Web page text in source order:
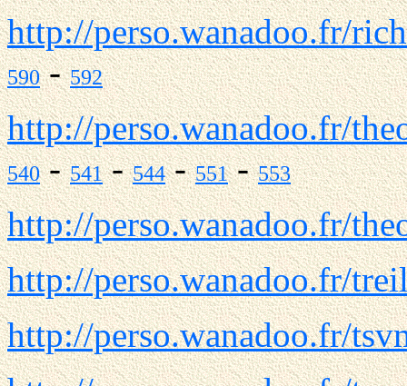
http://perso.wanadoo.fr/
590-592
http://perso.wanadoo.fr/
540-541-544-551-553
http://perso.wanadoo.fr/
http://perso.wanadoo.fr/
http://perso.wanadoo.fr/